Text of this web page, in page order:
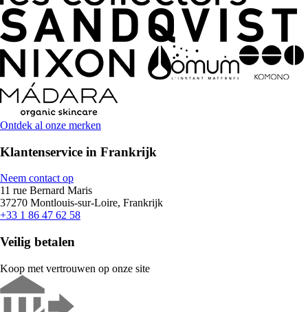
Ontdek al onze merken
Klantenservice in Frankrijk
Neem contact op
11 rue Bernard Maris
37270 Montlouis-sur-Loire, Frankrijk
+33 1 86 47 62 58
Veilig betalen
Koop met vertrouwen op onze site